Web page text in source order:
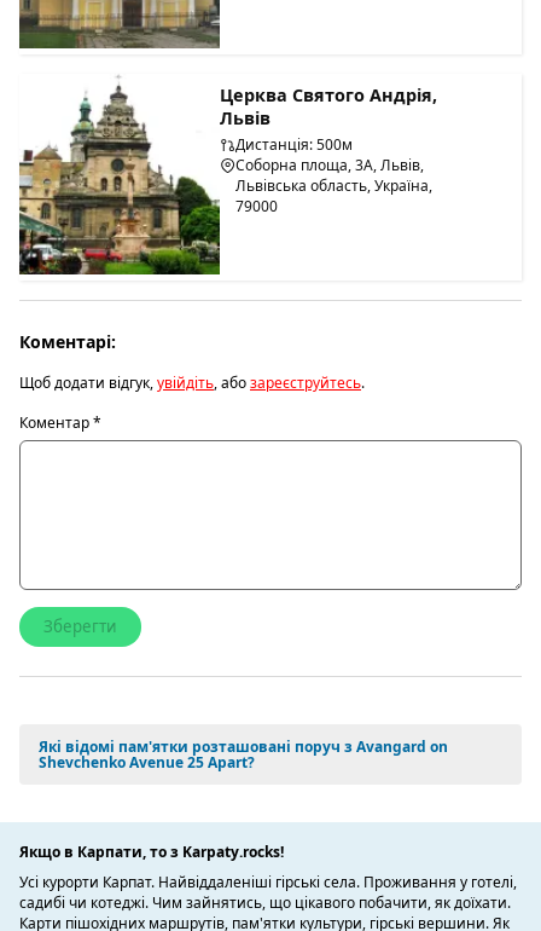
Церква Святого Андрія,
Львів
Дистанція: 500м
Соборна площа, 3А, Львів,
Львівська область, Україна,
79000
Коментарі:
Щоб додати відгук,увійдіть, абозареєструйтесь.
Коментар*
Які відомі пам'ятки розташовані поруч з Avangard on
Shevchenko Avenue 25 Apart?
Якщо в Карпати, то з Karpaty.rocks!
Усі курорти Карпат. Найвіддаленіші гірські села. Проживання у готелі,
садибі чи котеджі. Чим зайнятись, що цікавого побачити, як доїхати.
Карти пішохідних маршрутів, пам'ятки культури, гірські вершини. Як